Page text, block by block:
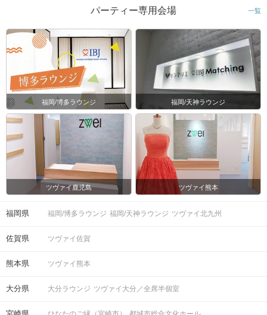
パーティー専用会場 一覧
福岡/博多ラウンジ 福岡/天神ラウンジ
ツヴァイ鹿児島 ツヴァイ熊本
福岡県 福岡/博多ラウンジ 福岡/天神ラウンジ ツヴァイ北九州
佐賀県 ツヴァイ佐賀
熊本県 ツヴァイ熊本
大分県 大分ラウンジ ツヴァイ大分／全席半個室